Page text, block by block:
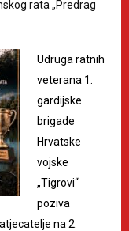
rata „Predrag
Udruga ratnih
veterana 1.
gardijske
brigade
Hrvatske
vojske
„Tigrovi“
poziva
na 2.